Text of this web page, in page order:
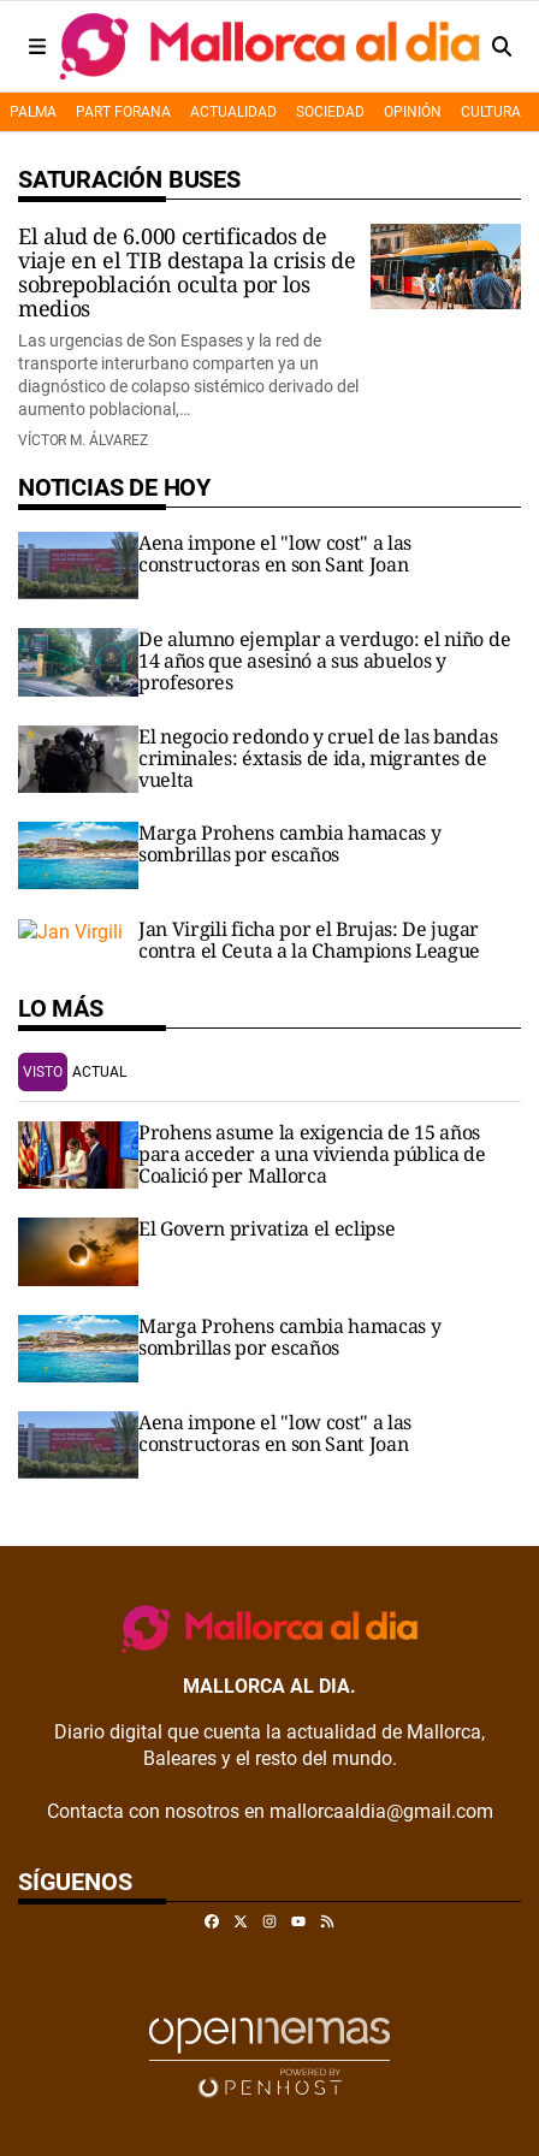
PALMA PART FORANA ACTUALIDAD SOCIEDAD OPINIÓN CULTURA
SATURACIÓN BUSES
El alud de 6.000 certificados de
viaje en el TIB destapa la crisis de
sobrepoblación oculta por los
medios
Las urgencias de Son Espases y la red de
transporte interurbano comparten ya un
diagnóstico de colapso sistémico derivado del
aumento poblacional,…
VÍCTOR M. ÁLVAREZ
NOTICIAS DE HOY
Aena impone el "low cost" a las
constructoras en son Sant Joan
De alumno ejemplar a verdugo: el niño de
14 años que asesinó a sus abuelos y
profesores
El negocio redondo y cruel de las bandas
criminales: éxtasis de ida, migrantes de
vuelta
Marga Prohens cambia hamacas y
sombrillas por escaños
Jan Virgili ficha por el Brujas: De jugar
contra el Ceuta a la Champions League
LO MÁS
VISTO ACTUAL
Prohens asume la exigencia de 15 años
para acceder a una vivienda pública de
Coalició per Mallorca
El Govern privatiza el eclipse
Marga Prohens cambia hamacas y
sombrillas por escaños
Aena impone el "low cost" a las
constructoras en son Sant Joan
MALLORCA AL DIA.
Diario digital que cuenta la actualidad de Mallorca,
Baleares y el resto del mundo.
Contacta con nosotros en mallorcaaldia@gmail.com
SÍGUENOS
FacebookInstagram